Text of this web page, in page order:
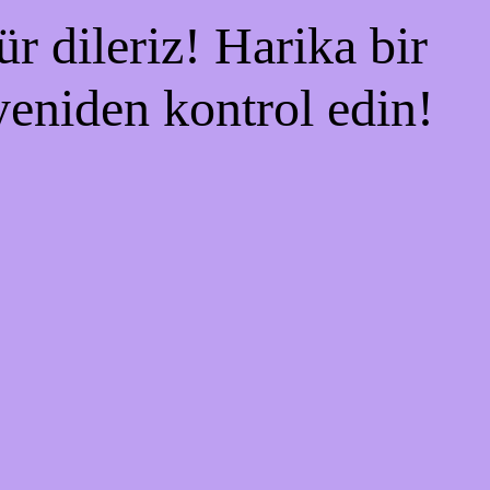
dileriz! Harika bir
kontrol edin!